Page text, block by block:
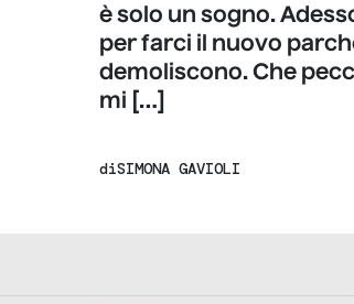
è solo un sogno.
per farci il nuovo
demoliscono. Che
mi […]
diSIMONA GAVIOLI